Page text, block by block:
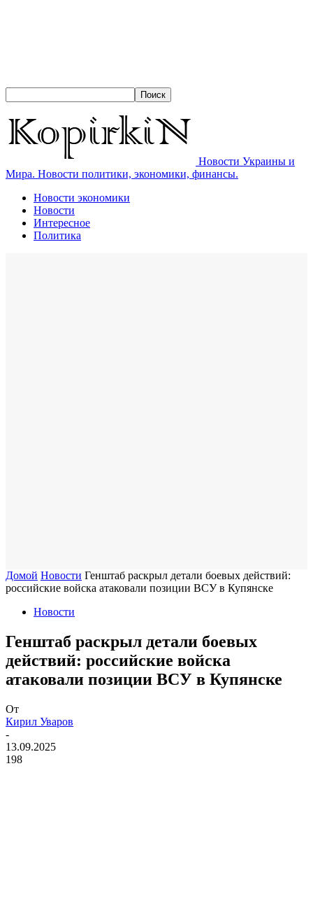
Новости Украины и
Мира. Новости политики, экономики, финансы.
Новости экономики
Новости
Интересное
Политика
Домой Новости Генштаб раскрыл детали боевых действий:
российские войска атаковали позиции ВСУ в Купянске
Новости
Генштаб раскрыл детали боевых
действий: российские войска
атаковали позиции ВСУ в Купянске
От
Кирил Уваров
-
13.09.2025
198